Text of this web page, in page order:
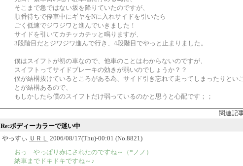
そこまで急ではない坂を降りていたのですが、
順番待ちで停車中にギヤをNに入れサイドを引いたら
ごく低速でジワジワと進んでいきました！
サイドを引いてカチッカチッと鳴りますが、
3段階目だとジワジワ進んで行き、4段階目でやっと止まりました。
僕はスイフトが初の車なので、他車のことはわからないのですが、
スイフトってサイドブレーキの効きが弱いのでしょうか？？
僕が結構抜けているところがある為、サイド引き忘れて走ってしまったりといこ
とが結構あるので、
もしかしたら僕のスイフトだけ弱っているのかと思うと心配です；；
関連記
Re:ボディーカラーで迷い中
やっすぃ ＵＲＬ 2006/08/17(Thu)-00:01 (No.8821)
おっ やっぱり赤にされたのですね～（*ノノ）
納車までドキドキですね～♪